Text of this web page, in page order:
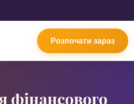
Розпочати зараз
фінансового